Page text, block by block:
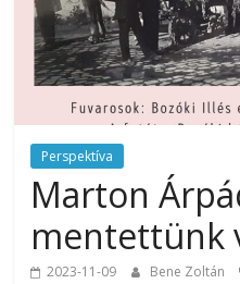
Perspektíva
Marton
mentettünk
2023-11-09 Bene Zoltán